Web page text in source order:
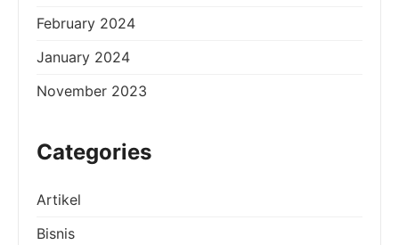
February 2024
January 2024
November 2023
Categories
Artikel
Bisnis